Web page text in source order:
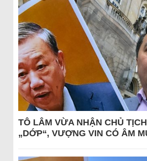
TÔ LÂM VỪA NHẬN CHỦ
„DỚP“, VƯỢNG VIN CÓ ÂM